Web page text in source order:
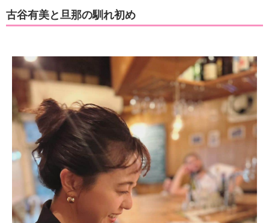
古谷有美と旦那の馴れ初め